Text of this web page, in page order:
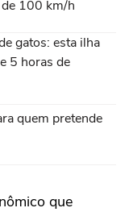
100 km/h
gatos: esta ilha
5 horas de
quem pretende
que